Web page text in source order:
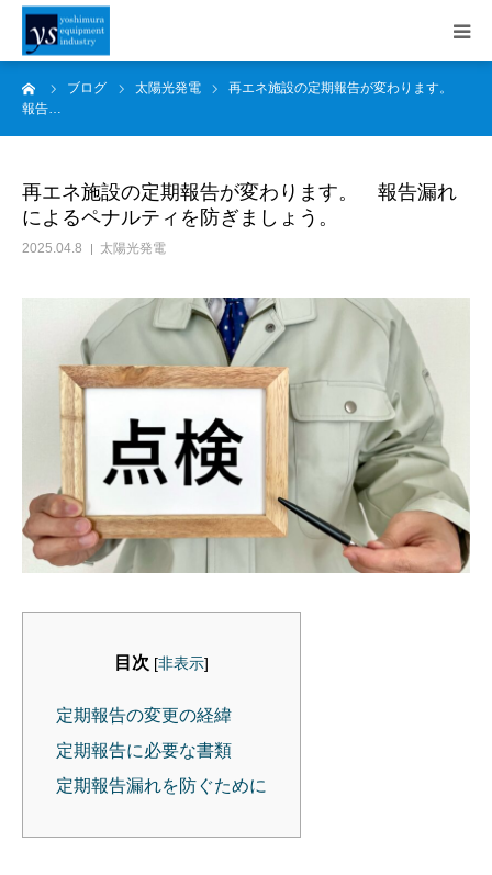
ブログ 太陽光発電
再エネ施設の定期報告が変わります。
報告…
再エネ施設の定期報告が変わります。 報告漏れ
によるペナルティを防ぎましょう。
2025.04.8 太陽光発電
目次 [非表示]
定期報告の変更の経緯
定期報告に必要な書類
定期報告漏れを防ぐために
事業内容
会社案内
SDGs
お知らせ
ブログ